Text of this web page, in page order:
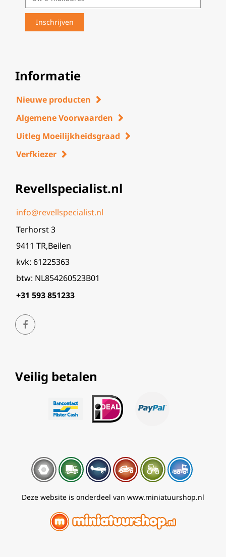
Informatie
Nieuwe producten
Algemene Voorwaarden
Uitleg Moeilijkheidsgraad
Verfkiezer
Revellspecialist.nl
info@revellspecialist.nl
Terhorst 3
9411 TR,Beilen
kvk: 61225363
btw: NL854260523B01
+31 593 851233
Veilig betalen
Deze website is onderdeel van www.miniatuurshop.nl